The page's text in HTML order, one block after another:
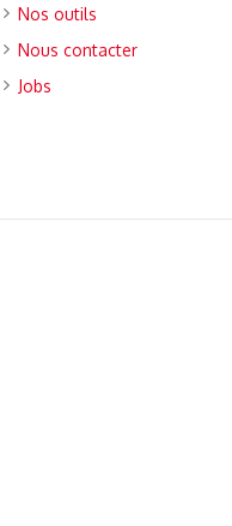
Nos outils
Nous contacter
Jobs